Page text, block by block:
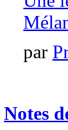
par
Notes